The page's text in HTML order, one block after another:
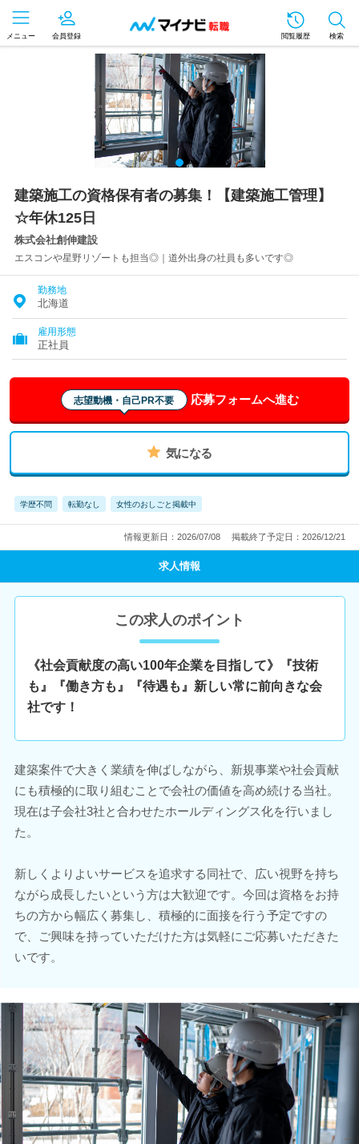
メニュー 会員登録 閲覧履歴 検索
建築施工の資格保有者の募集！【建築施工管理】
☆年休125日
株式会社創伸建設
エスコンや星野リゾートも担当◎｜道外出身の社員も多いです◎
勤務地
北海道
雇用形態
正社員
志望動機・自己PR不要 応募フォームへ進む
気になる
学歴不問 転勤なし 女性のおしごと掲載中
情報更新日：2026/07/08 掲載終了予定日：2026/12/21
求人情報
この求人のポイント
《社会貢献度の高い100年企業を目指して》『技術
も』『働き方も』『待遇も』新しい常に前向きな会
社です！
建築案件で大きく業績を伸ばしながら、新規事業や社会貢献
にも積極的に取り組むことで会社の価値を高め続ける当社。
現在は子会社3社と合わせたホールディングス化を行いまし
た。
新しくよりよいサービスを追求する同社で、広い視野を持ち
ながら成長したいという方は大歓迎です。今回は資格をお持
ちの方から幅広く募集し、積極的に面接を行う予定ですの
で、ご興味を持っていただけた方は気軽にご応募いただきた
いです。